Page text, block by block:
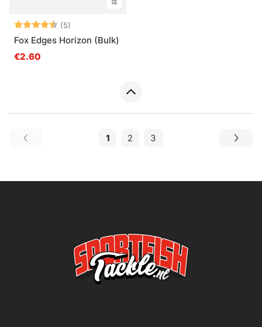
Beoordeling:
(5)
Fox Edges Horizon (Bulk)
€2.60
1 2 3